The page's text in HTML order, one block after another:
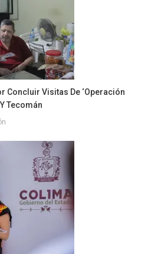
Concluir Visitas De ‘Operación
Tecomán